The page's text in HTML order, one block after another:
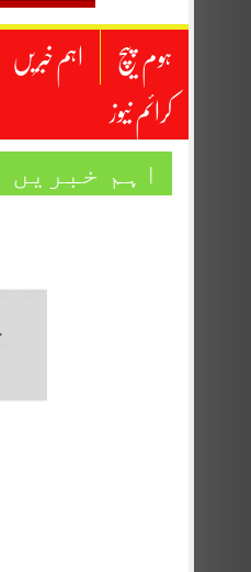
ہوم پیچ اہم خبریں
کرائم نیوز
اہم خبریں